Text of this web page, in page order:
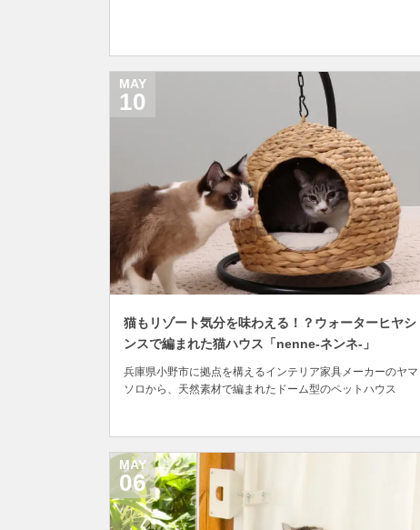
猫もリゾート気分を味わえる！？ウォーターヒヤシ
ンスで編まれた猫ハウス「nenne-ネンネ-」
兵庫県小野市に拠点を構えるインテリア家具メーカーのヤマ
ソロから、天然素材で編まれたドーム型のペットハウス
し、木製インテリア家具を中心とした商品を展開。テーブ
ル・デスク・椅子・ミラーなど、インテリア家...
MAY
10
MAY
06